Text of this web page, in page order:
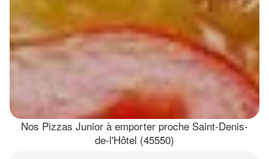
Nos Pizzas Junior à emporter proche Saint-Denis-
de-l'Hôtel (45550)